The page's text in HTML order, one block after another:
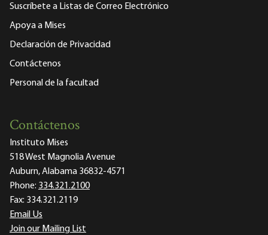
Suscríbete a Listas de Correo Electrónico
Apoya a Mises
Declaración de Privacidad
Contáctenos
Personal de la facultad
Contáctenos
Instituto Mises
518 West Magnolia Avenue
Auburn, Alabama 36832-4571
Phone: 334.321.2100
Fax: 334.321.2119
Email Us
Join our Mailing List